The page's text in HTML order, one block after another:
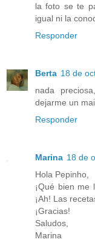
la foto se te
igual ni la
Responder
Berta 18 de
nada
dejarme un
Responder
Marina 18 de
Hola Pepinho,
¡Qué bien me
¡Ah! Las
¡Gracias!
Saludos,
Marina